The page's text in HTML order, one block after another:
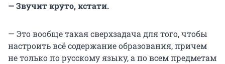
— Звучит круто, кстати.
— Это вообще такая сверхзадача для того, чтобы
настроить всё содержание образования, причем
не только по русскому языку, а по всем предметам